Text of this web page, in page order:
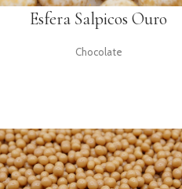
Esfera Salpicos Ouro
Chocolate